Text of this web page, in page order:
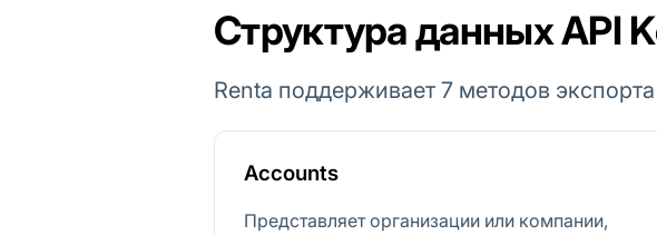
Структура данных API
Renta поддерживает 7 методов
Accounts
Представляет организации или компании,